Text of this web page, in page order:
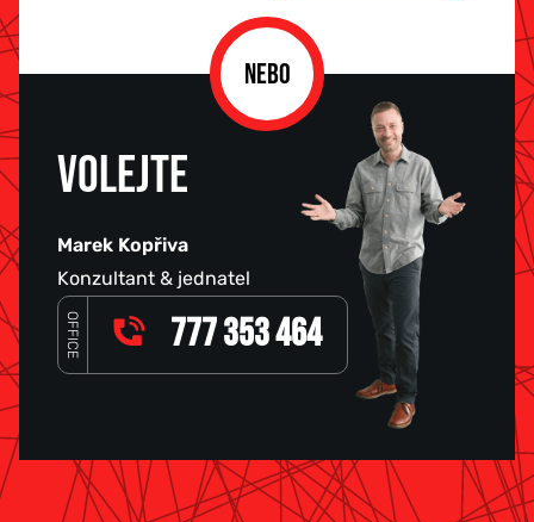
NEBO
VOLEJTE
Marek Kopřiva
Konzultant & jednatel
OFFICE 777 353 464